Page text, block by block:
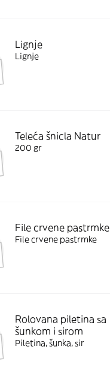
Lignje
Lignje
Teleća šnicla Natur
200 gr
File crvene pastrmke
File crvene pastrmke
Rolovana piletina sa
šunkom i sirom
Piletina, šunka, sir